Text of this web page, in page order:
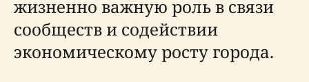
жизненно важную роль в связи
сообществ и содействии
экономическому росту города.